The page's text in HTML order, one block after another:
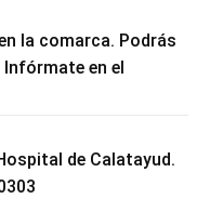
la comarca. Podrás
en el
de Calatayud.